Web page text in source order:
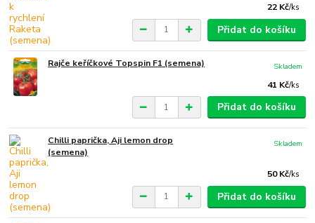
22 Kč/ks
Přidat do košíku
Rajče keříčkové Topspin F1 (semena)
41 Kč/ks
Skladem
Přidat do košíku
Chilli paprička, Aji lemon drop
(semena)
50 Kč/ks
Skladem
Přidat do košíku